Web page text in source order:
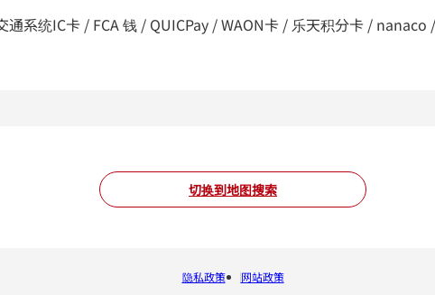
通系统IC卡 / FCA 钱 / QUICPay / WAON卡 / 乐天积分卡 /
切换到地图搜索
隐私政策 网站政策